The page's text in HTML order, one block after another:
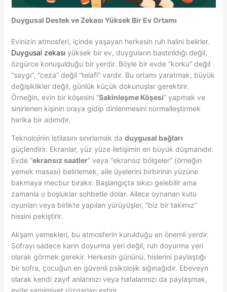
Duygusal Destek ve Zekası Yüksek Bir Ev Ortamı
Evinizin atmosferi, içinde yaşayan herkesin ruh halini belirler.
Duygusal zekasıyüksek bir ev, duyguların bastırıldığı değil,
özgürce konuşulduğu bir yerdir. Böyle bir evde “korku” değil
“saygı”, “ceza” değil “telafi” vardır. Bu ortamı yaratmak, büyük
değişiklikler değil, günlük küçük dokunuşlar gerektirir.
Örneğin, evin bir köşesini “Sakinleşme Köşesi” yapmak ve
sinirlenen kişinin oraya gidip dinlenmesini normalleştirmek
harika bir adımdır.
Teknolojinin istilasını sınırlamak da duygusal bağları
güçlendirir. Ekranlar, yüz yüze iletişimin en büyük düşmanıdır.
Evde “ekransız saatler” veya “ekransız bölgeler” (örneğin
yemek masası) belirlemek, aile üyelerini birbirinin yüzüne
bakmaya mecbur bırakır. Başlangıçta sıkıcı gelebilir ama
zamanla o boşluklar sohbetle dolar. Ailece oynanan kutu
oyunları veya birlikte yapılan yürüyüşler, “biz bir takımız”
hissini pekiştirir.
Akşam yemekleri, bu atmosferin kurulduğu en önemli yerdir.
Sofrayı sadece karın doyurma yeri değil, ruh doyurma yeri
olarak görmek gerekir. Herkesin gününü, hislerini paylaştığı
bir sofra, çocuğun en güvenli psikolojik sığınağıdır. Ebeveyn
olarak kendi zayıf anlarınızı veya hatalarınızı da paylaşmak,